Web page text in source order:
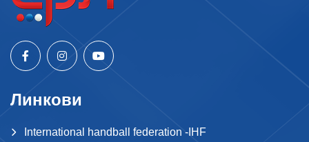
Линкови
International handball federation -IHF